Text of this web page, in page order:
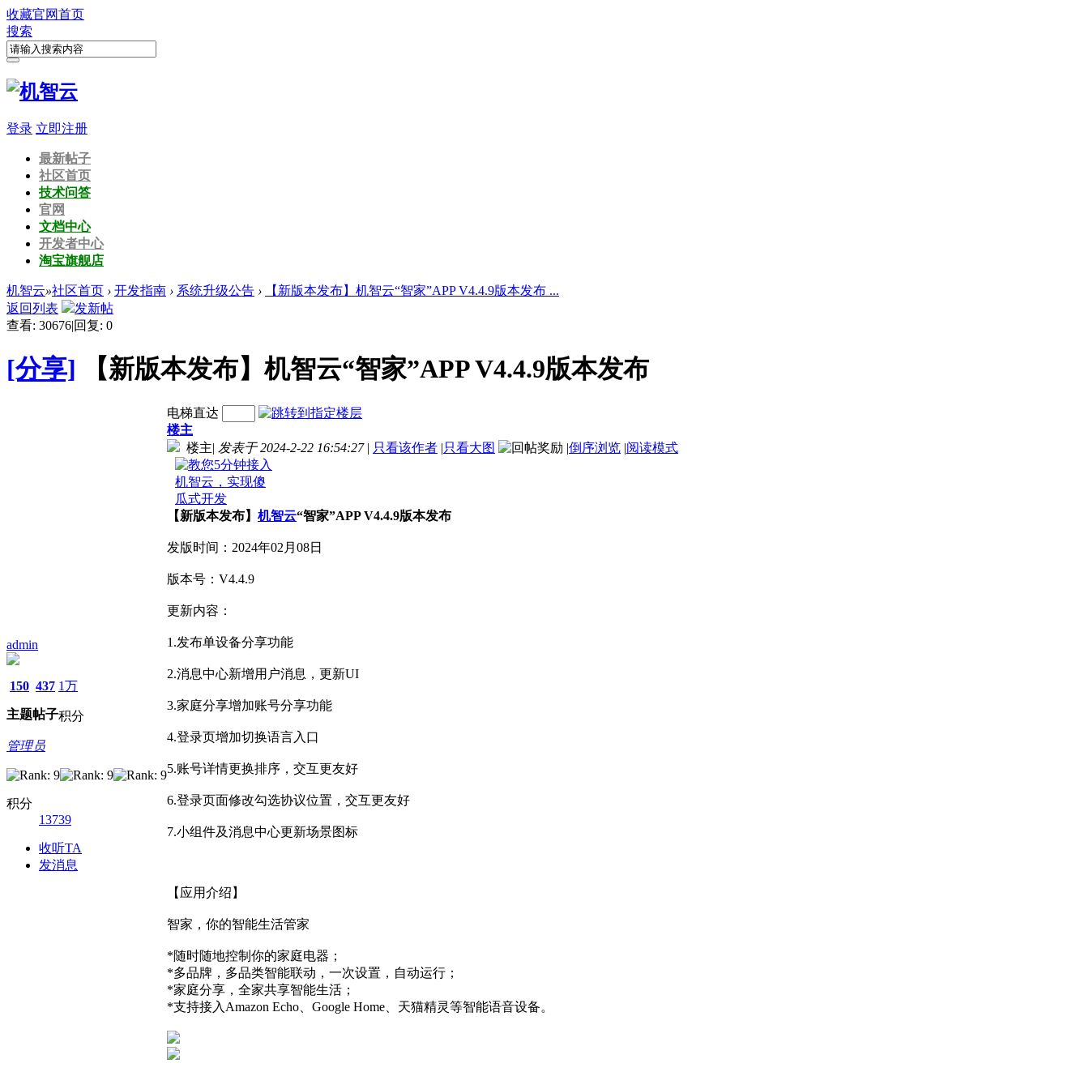
收藏官网首页
搜索
登录 立即注册
最新帖子
社区首页
技术问答
官网
文档中心
开发者中心
淘宝旗舰店
机智云»社区首页 › 开发指南 › 系统升级公告 ›
【新版本发布】机智云“智家”APP V4.4.9版本发布 ...
返回列表
发新帖
查看: 30676|回复: 0
[分享] 【新版本发布】机智云“智家”APP V4.4.9版本发布
admin
150
主题
437
帖子
1万
积分
管理员
积分
13739
收听TA
发消息
电梯直达
楼主
楼主| 发表于 2024-2-22 16:54:27 | 只看该作者 |只看大图 |倒序浏览 |阅读模式
【新版本发布】 机智云“智家”APP V4.4.9版本发布
发版时间：2024年02月08日
版本号：V4.4.9
更新内容：
1.发布单设备分享功能
2.消息中心新增用户消息，更新UI
3.家庭分享增加账号分享功能
4.登录页增加切换语言入口
5.账号详情更换排序，交互更友好
6.登录页面修改勾选协议位置，交互更友好
7.小组件及消息中心更新场景图标
【应用介绍】
智家，你的智能生活管家
*随时随地控制你的家庭电器；
*多品牌，多品类智能联动，一次设置，自动运行；
*家庭分享，全家共享智能生活；
*支持接入Amazon Echo、Google Home、天猫精灵等智能语音设备。